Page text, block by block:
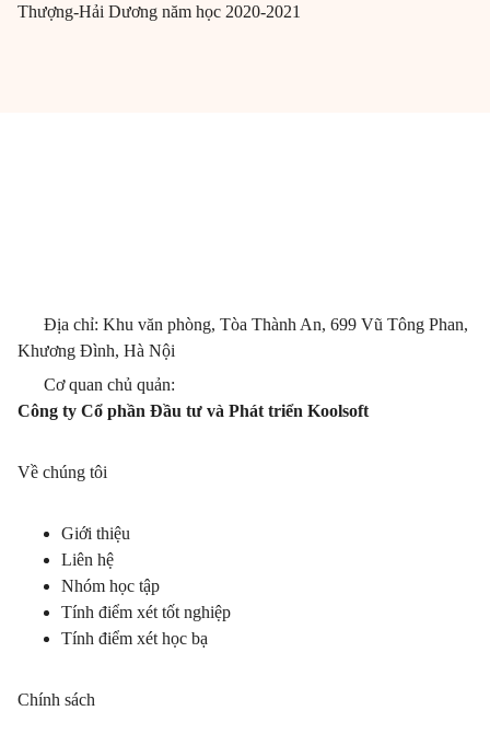
Thượng-Hải Dương năm học 2020-2021
Địa chỉ: Khu văn phòng, Tòa Thành An, 699 Vũ Tông Phan,
Khương Đình, Hà Nội
Cơ quan chủ quản:
Công ty Cổ phần Đầu tư và Phát triển Koolsoft
Về chúng tôi
Giới thiệu
Liên hệ
Nhóm học tập
Tính điểm xét tốt nghiệp
Tính điểm xét học bạ
Chính sách